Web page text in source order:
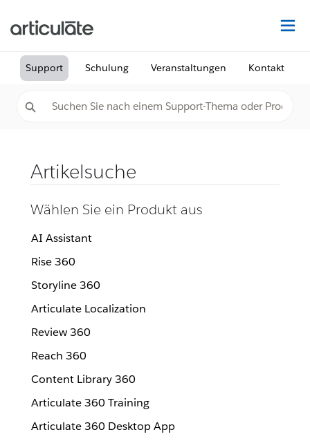
Support Schulung Veranstaltungen Kontakt
Artikelsuche
Wählen Sie ein Produkt aus
AI Assistant
Rise 360
Storyline 360
Articulate Localization
Review 360
Reach 360
Content Library 360
Articulate 360 Training
Articulate 360 Desktop App